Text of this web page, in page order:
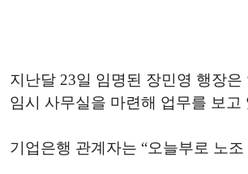
지난달 23일 임명된 장민영 행장
임시 사무실을 마련해 업무를 보고
기업은행 관계자는 “오늘부로 노